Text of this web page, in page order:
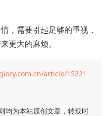
，需要引起足够的重视，
更大的麻烦。
article/15221
均为本站原创文章，转载时